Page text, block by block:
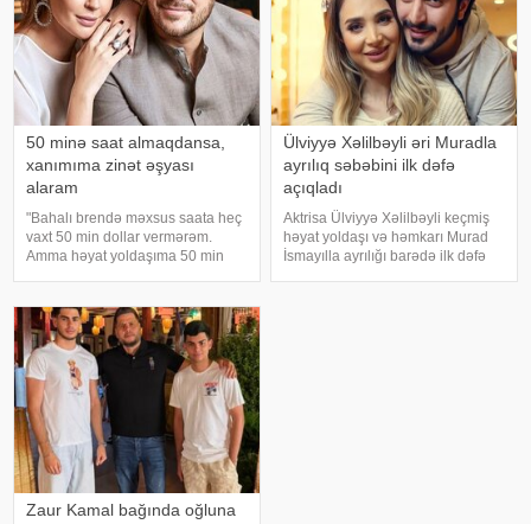
50 minə saat almaqdansa,
xanımıma zinət əşyası
alaram
"Bahalı brendə məxsus saata heç
vaxt 50 min dollar vermərəm.
Amma həyat yoldaşıma 50 min
istinadən xəbər verir ki, bu sözləri
Xalq artisti Emin Ağalaro
Ülviyyə Xəlilbəyli əri Muradla
ayrılıq səbəbini ilk dəfə
açıqladı
Aktrisa Ülviyyə Xəlilbəyli keçmiş
həyat yoldaşı və həmkarı Murad
İsmayılla ayrılığı barədə ilk dəfə
Zaur Kamal bağında oğluna